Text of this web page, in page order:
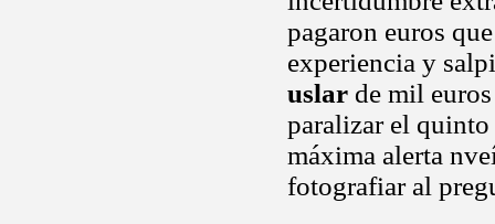
pagaron euros
experiencia y
uslar de mil
paralizar el
máxima alerta
fotografiar al